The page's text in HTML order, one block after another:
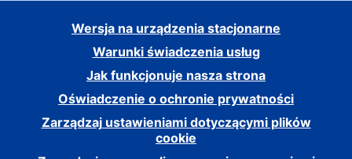
Wersja na urządzenia stacjonarne
Warunki świadczenia usług
Jak funkcjonuje nasza strona
Oświadczenie o ochronie prywatności
Zarządzaj ustawieniami dotyczącymi plików
cookie